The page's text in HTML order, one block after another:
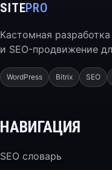
SITEPRO
Кастомная
и SEO-продвижение
WordPress Bitrix SEO
НАВИГАЦИЯ
SEO словарь